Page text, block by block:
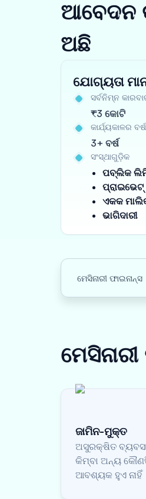
ଆବେଦନ
ଅଛି
ଯୋଗ୍ୟତା
ସର୍ବନିମ୍ନ
₹3 କୋଟି
କାର୍ଯ୍ୟକାଳର ବର୍ଷ
3+ ବର୍ଷ
ସଂସ୍ଥାଗୁଡ଼ିକ
ପବ୍ଲିକ
ଏକକ
ଭାଗିଦାରୀ
ମେସିନାରୀ ଫାଇନାନ୍ସ
ଜାମିନ-ମୁକ୍ତ
ଅସୁରକ୍ଷିତ
କିମ୍ବା ଅନ୍ୟ
ଆବଶ୍ୟକ ହୁଏ ନାହିଁ